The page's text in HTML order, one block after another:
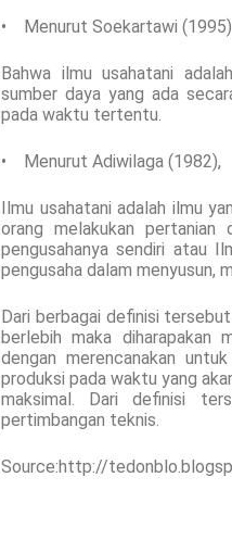
• Menurut Soekartawi (1995)
Bahwa ilmu usahatani
sumber daya yang ada
pada waktu tertentu.
• Menurut Adiwilaga (1982),
Ilmu usahatani adalah ilmu
orang melakukan pertanian
pengusahanya sendiri atau
pengusaha dalam menyusun,
Dari berbagai definisi
berlebih maka diharapakan
dengan merencanakan
produksi pada waktu yang
maksimal. Dari definisi
pertimbangan teknis.
Source:http://